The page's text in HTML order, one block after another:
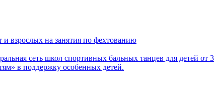
взрослых на занятия по фехтованию
сеть школ спортивных бальных танцев для детей от
в поддержку особенных детей.